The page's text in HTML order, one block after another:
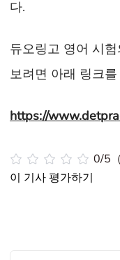
다.
듀오링고 영어 시
보려면 아래 링크
https://
0/5
이 기사 평가하기